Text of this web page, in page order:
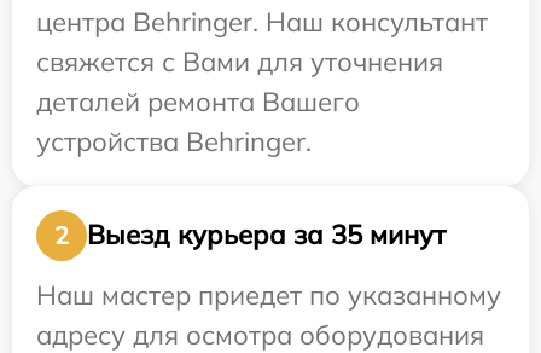
центра Behringer. Наш консультант
свяжется с Вами для уточнения
деталей ремонта Вашего
устройства Behringer.
2
Выезд курьера за 35 минут
Наш мастер приедет по указанному
адресу для осмотра оборудования